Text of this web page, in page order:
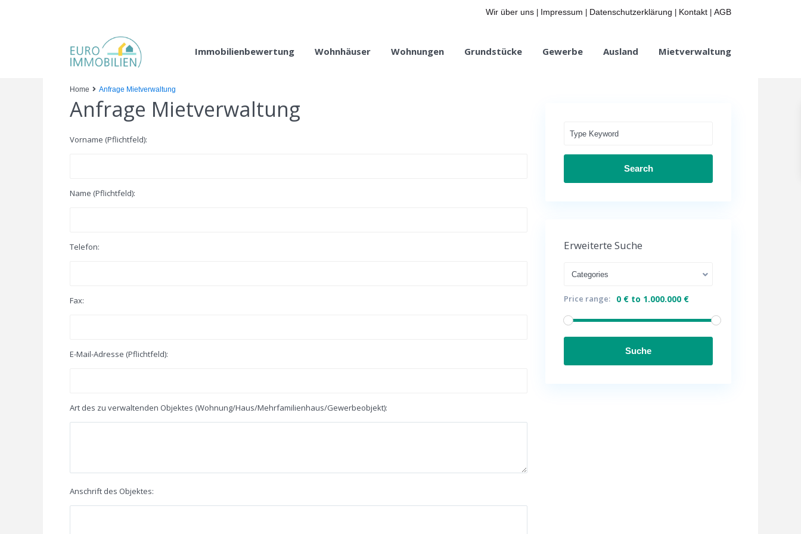
Wir über uns Impressum Datenschutzerklärung Kontakt AGB
Immobilienbewertung Wohnhäuser Wohnungen Grundstücke Gewerbe Ausland Mietverwaltung
Home Anfrage Mietverwaltung
Anfrage Mietverwaltung
Vorname (Pflichtfeld):
Name (Pflichtfeld):
Telefon:
Fax:
E-Mail-Adresse (Pflichtfeld):
Art des zu verwaltenden Objektes (Wohnung/Haus/Mehrfamilienhaus/Gewerbeobjekt):
Anschrift des Objektes:
Search
Erweiterte Suche
Categories
Price range: 0 € to 1.000.000 €
Suche